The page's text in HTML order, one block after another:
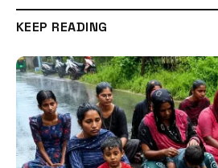
KEEP READING